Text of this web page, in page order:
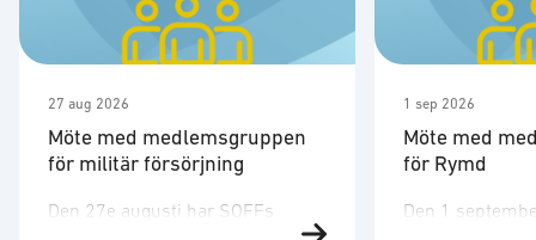
27 aug 2026
Möte med medlemsgruppen
för militär försörjning
Den 27e augusti har SOFFs
1 sep 2026
Möte med
för Rymd
Den 1